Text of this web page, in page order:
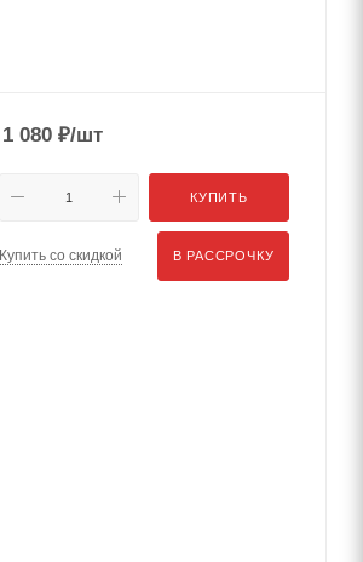
1 080 ₽/шт
КУПИТЬ
Купить со скидкой В РАССРОЧКУ